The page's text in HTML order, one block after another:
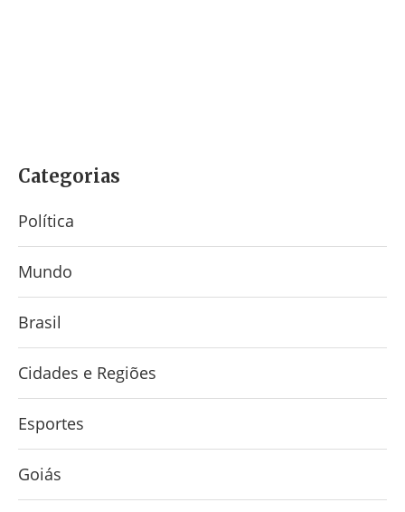
Categorias
Política
Mundo
Brasil
Cidades e Regiões
Esportes
Goiás